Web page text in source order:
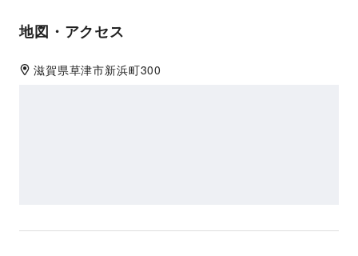
地図・アクセス
滋賀県草津市新浜町300